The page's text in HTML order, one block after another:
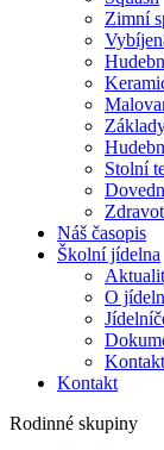
Zimní
Stolní
Náš časopis
Školní jídelna
O
Kontakt
Kontakt
Rodinné skupiny